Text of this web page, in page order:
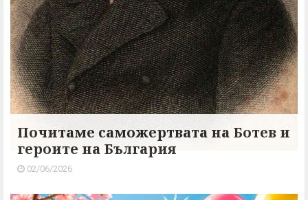
Почитаме саможертвата на Ботев и
героите на България
02/06/2026